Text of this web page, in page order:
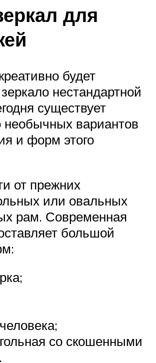
для
будет
нестандартной
существует
необычных вариантов
и форм этого
от прежних
или овальных
рам. Современная
большой
со скошенными